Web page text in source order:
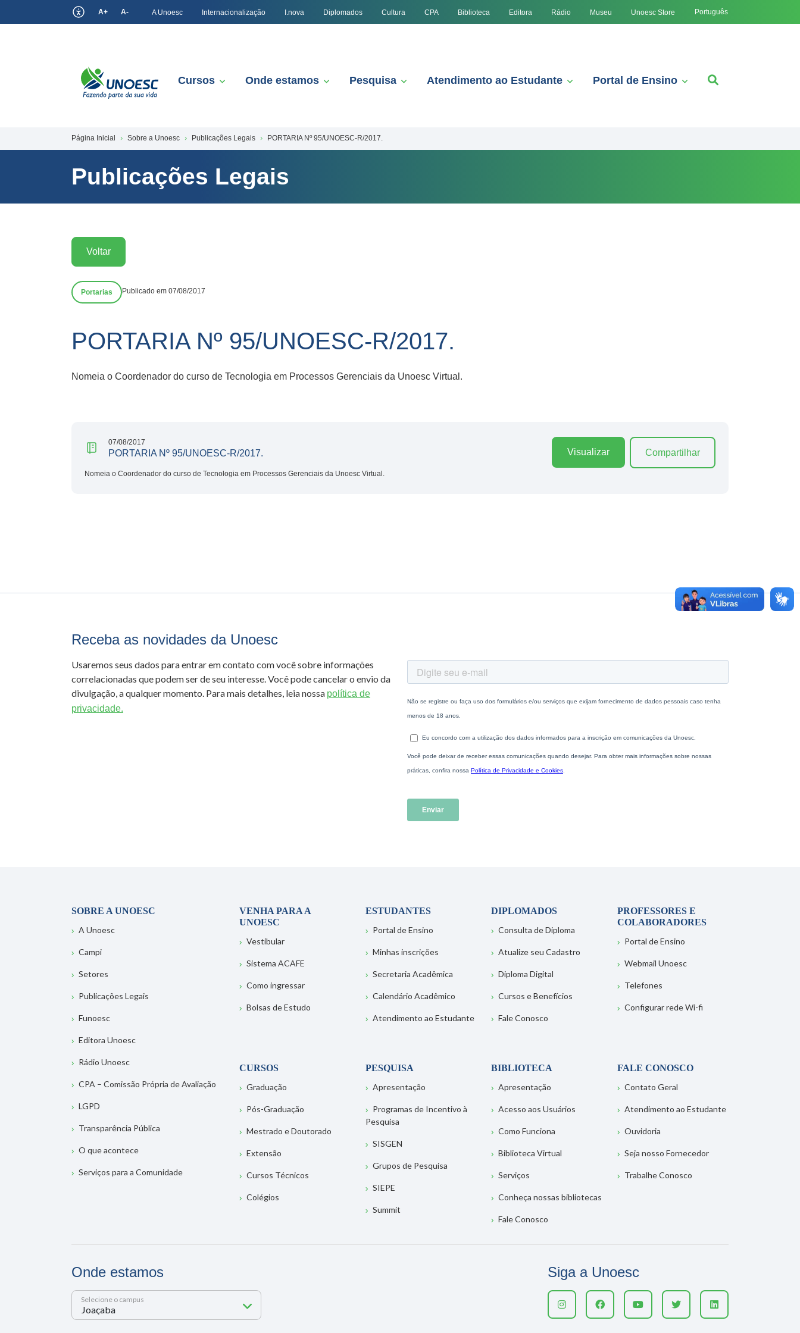
A+ A- A Unoesc Internacionalização I.nova Diplomados Cultura CPA Biblioteca Editora Rádio Museu Unoesc Store Português
Cursos Onde estamos Pesquisa Atendimento ao Estudante Portal de Ensino
Página Inicial Sobre a Unoesc Publicações Legais PORTARIA Nº 95/UNOESC-R/2017.
Publicações Legais
Voltar
Portarias Publicado em 07/08/2017
PORTARIA Nº 95/UNOESC-R/2017.
Nomeia o Coordenador do curso de Tecnologia em Processos Gerenciais da Unoesc Virtual.
07/08/2017
PORTARIA Nº 95/UNOESC-R/2017.
Nomeia o Coordenador do curso de Tecnologia em Processos Gerenciais da Unoesc Virtual.
Visualizar Compartilhar
Receba as novidades da Unoesc
Usaremos seus dados para entrar em contato com você sobre informações
correlacionadas que podem ser de seu interesse. Você pode cancelar o envio da
divulgação, a qualquer momento. Para mais detalhes, leia nossa política de
privacidade.
SOBRE A UNOESC
A Unoesc
Campi
Setores
Publicações Legais
Funoesc
Editora Unoesc
Rádio Unoesc
CPA – Comissão Própria de Avaliação
LGPD
Transparência Pública
O que acontece
Serviços para a Comunidade
VENHA PARA A
UNOESC
Vestibular
Sistema ACAFE
Como ingressar
Bolsas de Estudo
ESTUDANTES
Portal de Ensino
Minhas inscrições
Secretaria Acadêmica
Calendário Acadêmico
Atendimento ao Estudante
DIPLOMADOS
Consulta de Diploma
Atualize seu Cadastro
Diploma Digital
Cursos e Benefícios
Fale Conosco
PROFESSORES E
COLABORADORES
Portal de Ensino
Webmail Unoesc
Telefones
Configurar rede Wi-fi
CURSOS
Graduação
Pós-Graduação
Mestrado e Doutorado
Extensão
Cursos Técnicos
Colégios
PESQUISA
Apresentação
Programas de Incentivo à
Pesquisa
SISGEN
Grupos de Pesquisa
SIEPE
Summit
BIBLIOTECA
Apresentação
Acesso aos Usuários
Como Funciona
Biblioteca Virtual
Serviços
Conheça nossas bibliotecas
Fale Conosco
FALE CONOSCO
Contato Geral
Atendimento ao Estudante
Ouvidoria
Seja nosso Fornecedor
Trabalhe Conosco
Onde estamos
Selecione o campus
Siga a Unoesc